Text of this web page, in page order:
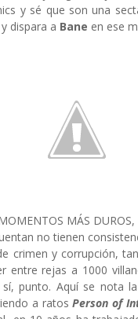
y sé que son una
dispara a Bane en ese
MÁS DUROS,
no tienen
crimen y corrupción,
entre rejas a 1000
punto. Aquí se nota
a ratos Person of